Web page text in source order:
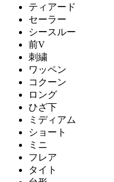
ティアード
セーラー
シースルー
前V
刺繍
ワッペン
コクーン
ロング
ひざ下
ミディアム
ショート
ミニ
フレア
タイト